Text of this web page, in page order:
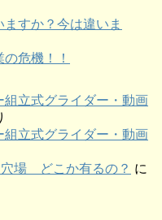
すか？今は違いま
危機！！
立式グライダー・動画
立式グライダー・動画
場 どこか有るの？ に